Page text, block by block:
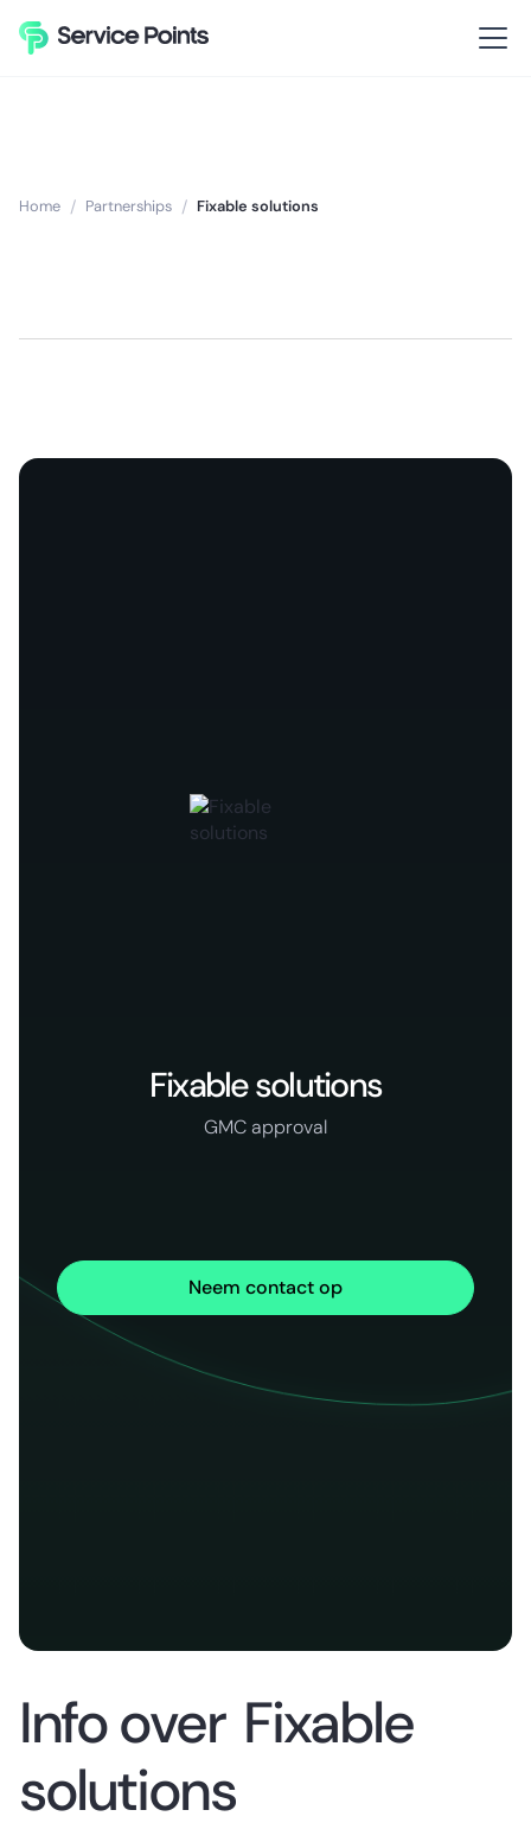
Home / Partnerships / Fixable solutions
Fixable solutions
GMC approval
Neem contact op
Info over Fixable
solutions